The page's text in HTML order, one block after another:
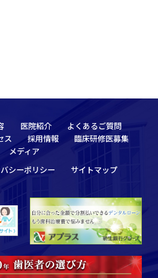
医院紹介
よくあるご質問
ス 採用情報
臨床研修医募集
メディア
シーポリシー サイトマップ